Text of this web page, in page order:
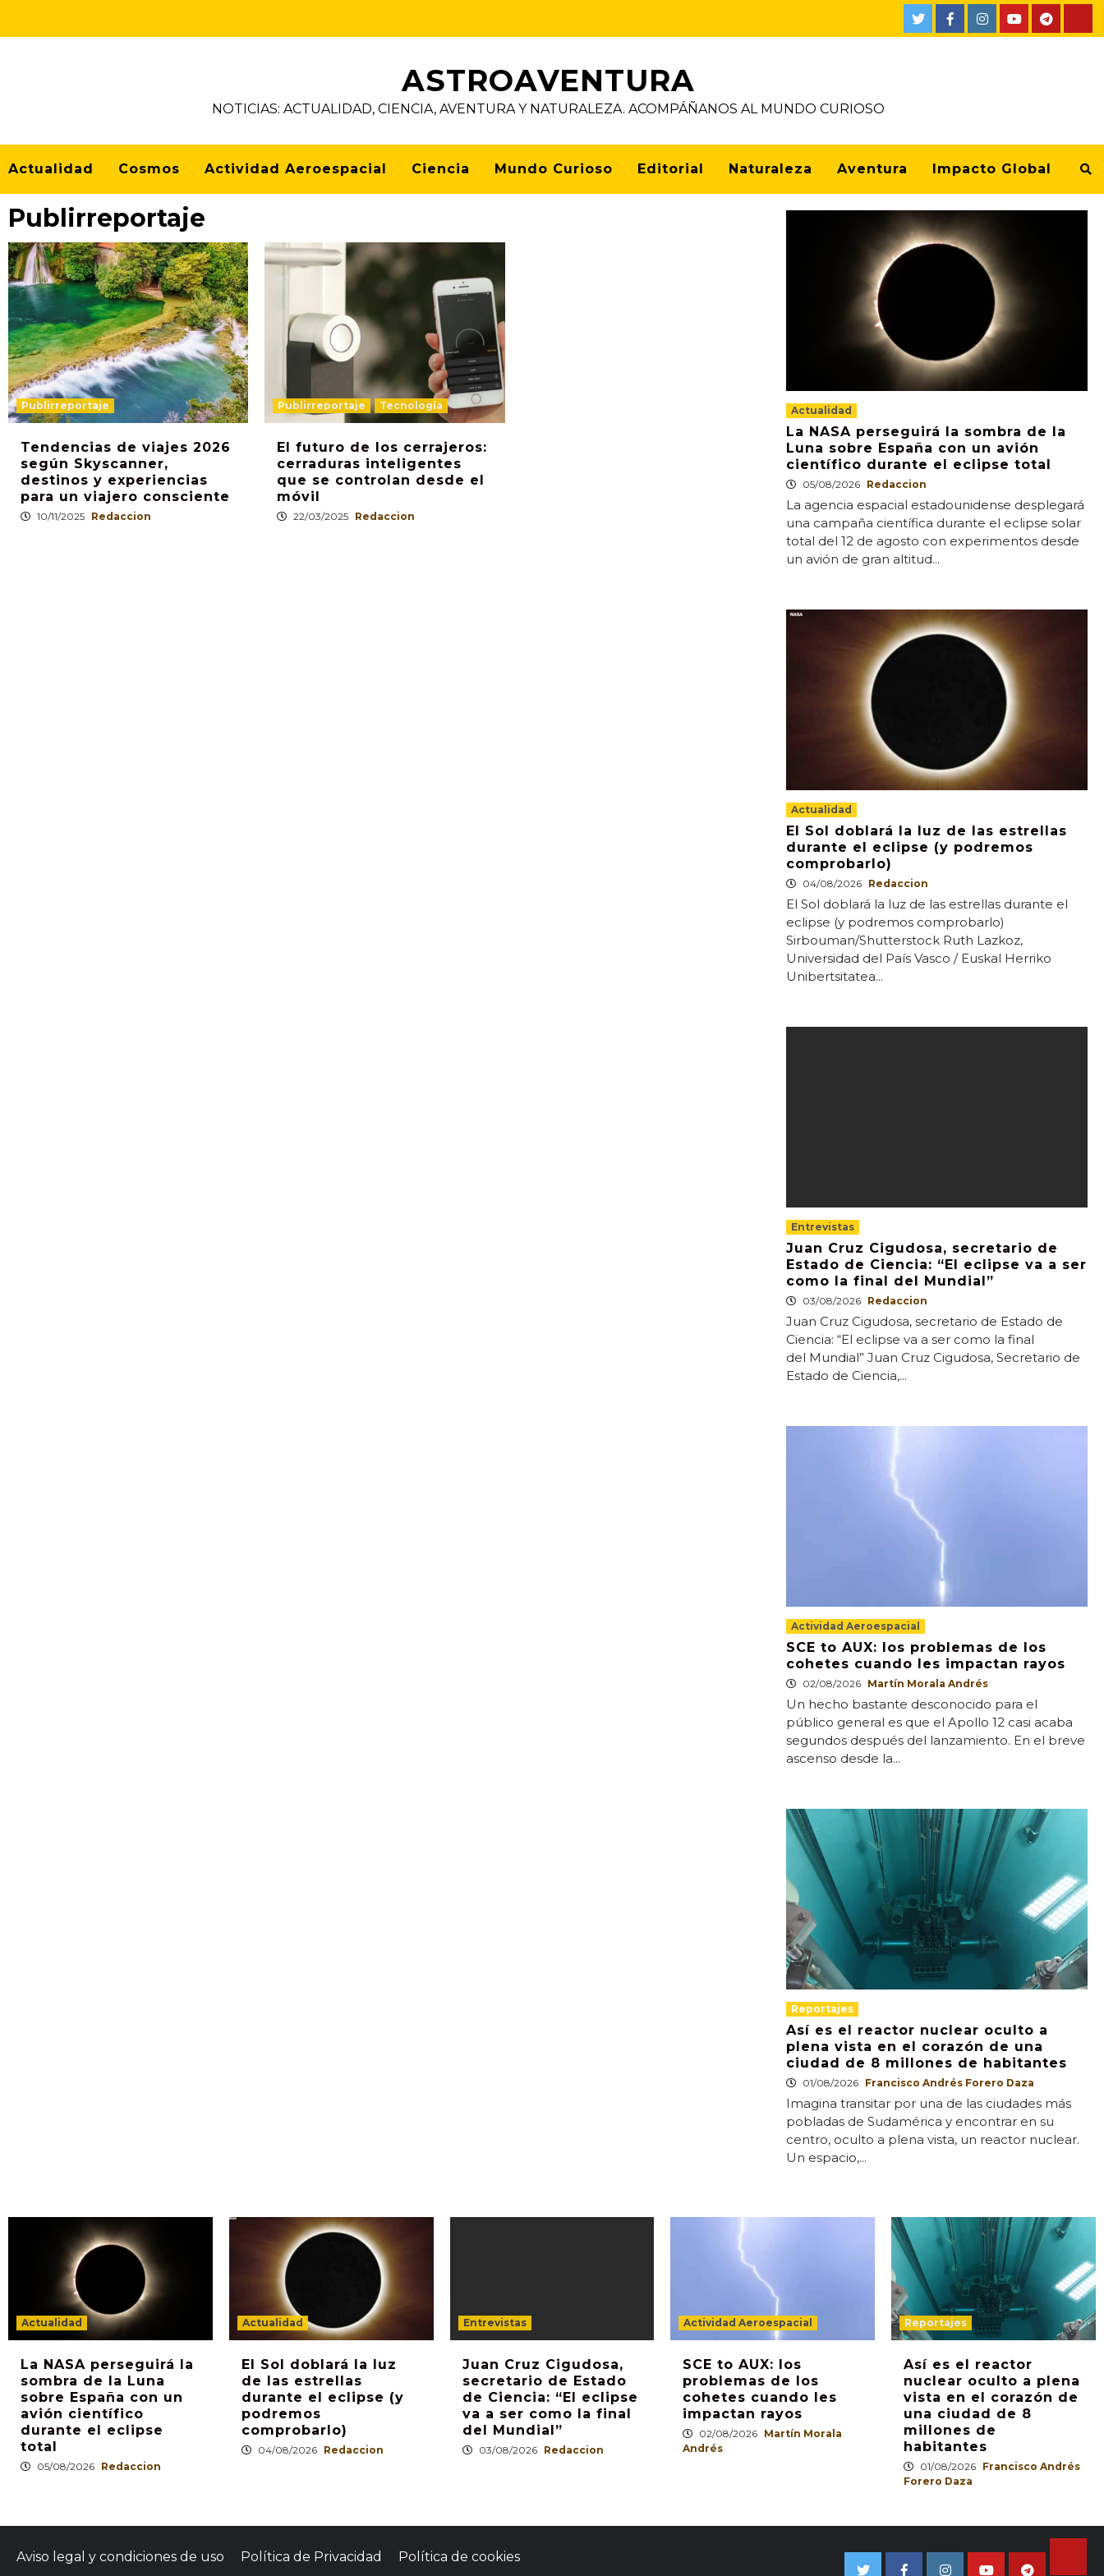
TwitterFacebookInstagram
Youtube
ASTROAVENTURA
NOTICIAS: ACTUALIDAD, CIENCIA, AVENTURA Y NATURALEZA. ACOMPÁÑANOS AL MUNDO CURIOSO
Actualidad Cosmos Actividad Aeroespacial Ciencia Mundo Curioso Editorial Naturaleza Aventura Impacto Global
Publirreportaje
Publirreportaje
Tendencias de viajes 2026
según Skyscanner,
destinos y experiencias
para un viajero consciente
10/11/2025 Redaccion
Publirreportaje Tecnología
El futuro de los cerrajeros:
cerraduras inteligentes
que se controlan desde el
móvil
22/03/2025 Redaccion
Actualidad
La NASA perseguirá la sombra de la
Luna sobre España con un avión
científico durante el eclipse total
05/08/2026 Redaccion
La agencia espacial estadounidense desplegará
una campaña científica durante el eclipse solar
total del 12 de agosto con experimentos desde
un avión de gran altitud...
Actualidad
El Sol doblará la luz de las estrellas
durante el eclipse (y podremos
comprobarlo)
04/08/2026 Redaccion
El Sol doblará la luz de las estrellas durante el
eclipse (y podremos comprobarlo)
Sirbouman/Shutterstock Ruth Lazkoz,
Universidad del País Vasco / Euskal Herriko
Unibertsitatea...
Entrevistas
Juan Cruz Cigudosa, secretario de
Estado de Ciencia: “El eclipse va a ser
como la final del Mundial”
03/08/2026 Redaccion
Juan Cruz Cigudosa, secretario de Estado de
Ciencia: “El eclipse va a ser como la final
del Mundial” Juan Cruz Cigudosa, Secretario de
Estado de Ciencia,...
Actividad Aeroespacial
SCE to AUX: los problemas de los
cohetes cuando les impactan rayos
02/08/2026 Martín Morala Andrés
Un hecho bastante desconocido para el
público general es que el Apollo 12 casi acaba
segundos después del lanzamiento. En el breve
ascenso desde la...
Reportajes
Así es el reactor nuclear oculto a
plena vista en el corazón de una
ciudad de 8 millones de habitantes
01/08/2026 Francisco Andrés Forero Daza
Imagina transitar por una de las ciudades más
pobladas de Sudamérica y encontrar en su
centro, oculto a plena vista, un reactor nuclear.
Un espacio,...
Actualidad
La NASA perseguirá la
sombra de la Luna
sobre España con un
avión científico
durante el eclipse
total
05/08/2026 Redaccion
Actualidad
El Sol doblará la luz
de las estrellas
durante el eclipse (y
podremos
comprobarlo)
04/08/2026 Redaccion
Entrevistas
Juan Cruz Cigudosa,
secretario de Estado
de Ciencia: “El eclipse
va a ser como la final
del Mundial”
03/08/2026 Redaccion
Actividad Aeroespacial
SCE to AUX: los
problemas de los
cohetes cuando les
impactan rayos
02/08/2026 Martín Morala
Andrés
Reportajes
Así es el reactor
nuclear oculto a plena
vista en el corazón de
una ciudad de 8
millones de
habitantes
01/08/2026 Francisco Andrés
Forero Daza
Aviso legal y condiciones de uso Política de Privacidad
Política de cookies